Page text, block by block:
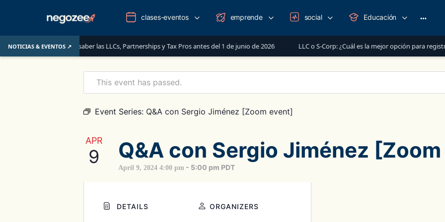
NOTICIAS & EVENTOS ↗
que deben saber las LLCs, Partnerships y Tax Pros antes del 1 de junio de 2026 LLC o S-Corp: ¿Cuál es la mejor opción para registrar tu
clases-eventos emprende social Educación
This event has passed.
Event Series: Q&A con Sergio Jiménez [Zoom event]
APR
9 Q&A con Sergio Jiménez
April 9, 2024 4:00 pm - 5:00 pm PDT
DETAILS ORGANIZERS